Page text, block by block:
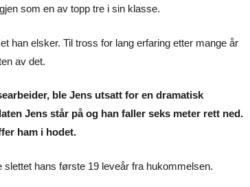
som en av topp tre i sin klasse.
han elsker. Til tross for lang erfaring etter mange år
av det.
ble Jens utsatt for en dramatisk
Jens står på og han faller seks meter rett ned.
ham i hodet.
hans første 19 leveår fra hukommelsen.